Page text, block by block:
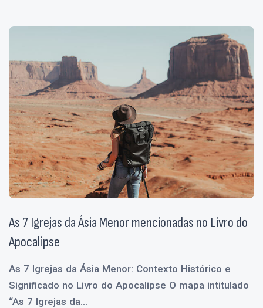
As 7 Igrejas da Ásia Menor mencionadas no Livro do
Apocalipse
As 7 Igrejas da Ásia Menor: Contexto Histórico e
Significado no Livro do Apocalipse O mapa intitulado
“As 7 Igrejas da...